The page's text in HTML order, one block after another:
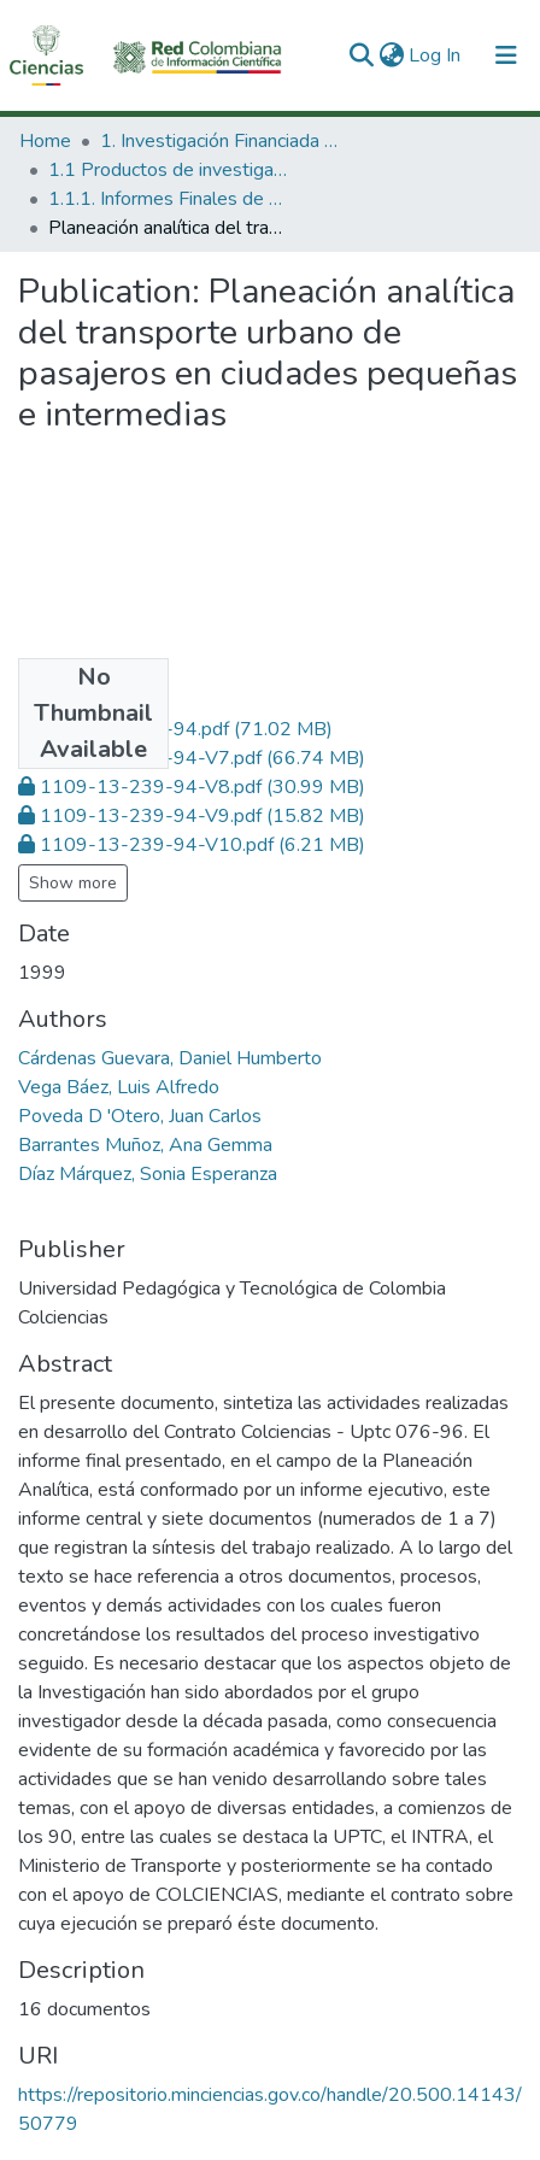
Log In (current)
Communities & Collections
All of DSpace
Statistics
Home
1. Investigación Financiada con Recursos Públicos
1.1 Productos de investigación
1.1.1. Informes Finales de Proyectos de Investigación
Planeación analítica del transporte urbano de pasajeros en ciudades pequeñas e intermedias
Publication: Planeación analítica
del transporte urbano de
pasajeros en ciudades pequeñas
e intermedias
No
Thumbnail
Available
1109-13-239-94.pdf(71.02 MB)
1109-13-239-94-V7.pdf(66.74 MB)
1109-13-239-94-V8.pdf(30.99 MB)
1109-13-239-94-V9.pdf(15.82 MB)
1109-13-239-94-V10.pdf(6.21 MB)
Show more
Date
1999
Authors
Cárdenas Guevara, Daniel Humberto
Vega Báez, Luis Alfredo
Poveda D 'Otero, Juan Carlos
Barrantes Muñoz, Ana Gemma
Díaz Márquez, Sonia Esperanza
Publisher
Universidad Pedagógica y Tecnológica de Colombia
Colciencias
Abstract
El presente documento, sintetiza las actividades realizadas
en desarrollo del Contrato Colciencias - Uptc 076-96. El
informe final presentado, en el campo de la Planeación
Analítica, está conformado por un informe ejecutivo, este
informe central y siete documentos (numerados de 1 a 7)
que registran la síntesis del trabajo realizado. A lo largo del
texto se hace referencia a otros documentos, procesos,
eventos y demás actividades con los cuales fueron
concretándose los resultados del proceso investigativo
seguido. Es necesario destacar que los aspectos objeto de
la Investigación han sido abordados por el grupo
investigador desde la década pasada, como consecuencia
evidente de su formación académica y favorecido por las
actividades que se han venido desarrollando sobre tales
temas, con el apoyo de diversas entidades, a comienzos de
los 90, entre las cuales se destaca la UPTC, el INTRA, el
Ministerio de Transporte y posteriormente se ha contado
con el apoyo de COLCIENCIAS, mediante el contrato sobre
cuya ejecución se preparó éste documento.
Description
16 documentos
URI
https://repositorio.minciencias.gov.co/handle/20.500.14143/
50779